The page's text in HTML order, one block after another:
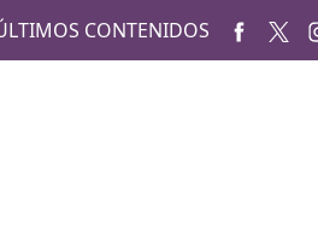
CONTENIDOS